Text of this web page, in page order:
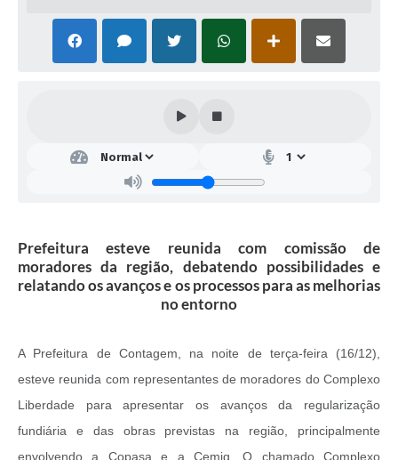
Prefeitura esteve reunida com comissão de
moradores da região, debatendo possibilidades e
relatando os avanços e os processos para as melhorias
no entorno
A Prefeitura de Contagem, na noite de terça-feira (16/12),
esteve reunida com representantes de moradores do Complexo
Liberdade para apresentar os avanços da regularização
fundiária e das obras previstas na região, principalmente
envolvendo a Copasa e a Cemig. O chamado Complexo